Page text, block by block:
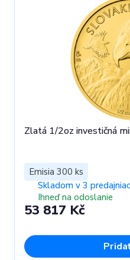
Zlatá 1/2oz investičná
Emisia 300 ks
Skladom v 3
Ihneď na odoslanie
53 817 Kč